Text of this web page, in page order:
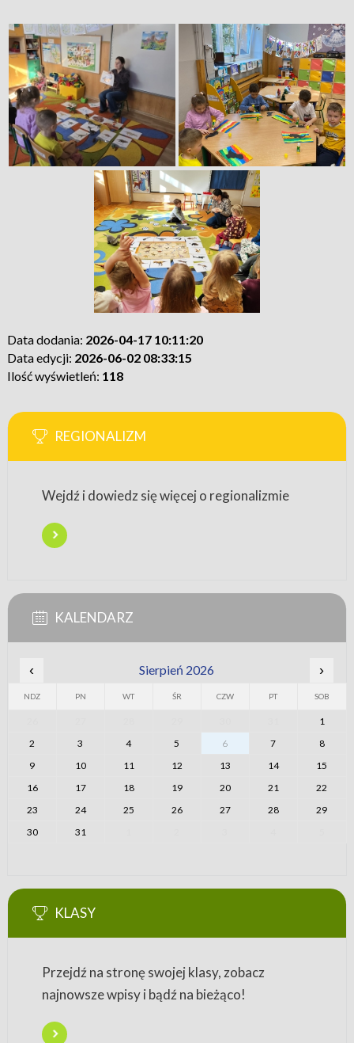
Data dodania: 2026-04-17 10:11:20
Data edycji: 2026-06-02 08:33:15
Ilość wyświetleń: 118
REGIONALIZM
Wejdź i dowiedz się więcej o regionalizmie
KALENDARZ
‹ Sierpień 2026 ›
NDZ PN WT ŚR CZW PT SOB
1
2
3 4 5 6 7
8
9
10 11 12 13 14
15
16
17 18 19 20 21
22
23
24 25 26 27 28
29
30
31
KLASY
Przejdź na stronę swojej klasy, zobacz
najnowsze wpisy i bądź na bieżąco!